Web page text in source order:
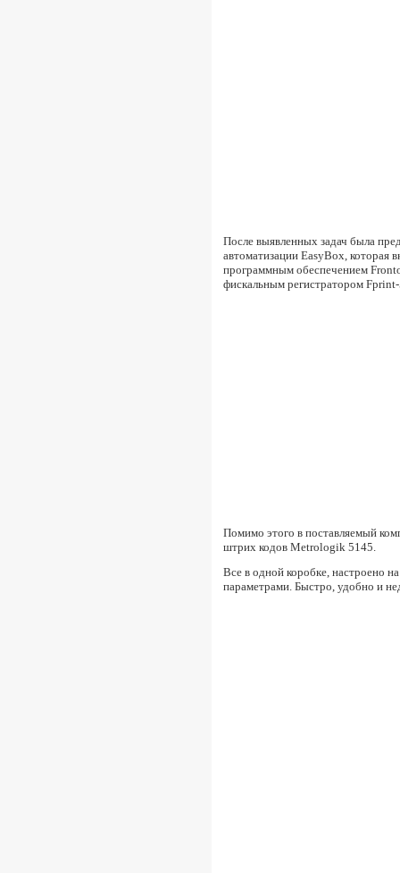
После выявленных задач была
автоматизации EasyBox, которая
программным обеспечением
фискальным регистратором
Помимо этого в поставляемый
штрих кодов Metrologik 5145.
Все в одной коробке, настроено
параметрами. Быстро, удобно и